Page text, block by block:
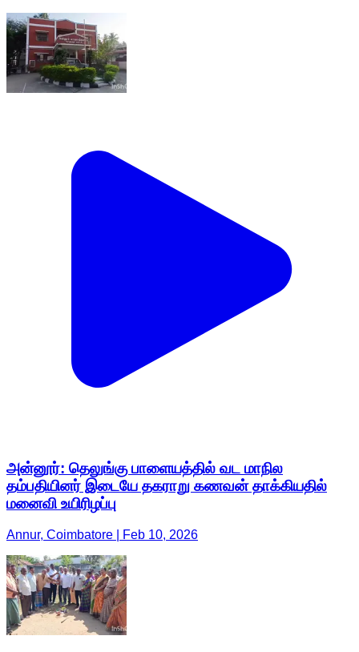
அன்னூர்: தெலுங்கு பாளையத்தில் வட மாநில
தம்பதியினர் இடையே தகராறு கணவன் தாக்கியதில்
மனைவி உயிரிழப்பு
Annur, Coimbatore | Feb 10, 2026